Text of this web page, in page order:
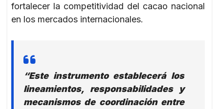
fortalecer la competitividad del cacao nacional
en los mercados internacionales.
“Este instrumento establecerá los
lineamientos, responsabilidades y
mecanismos de coordinación entre